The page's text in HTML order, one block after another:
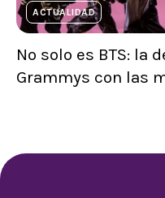
ACTUALIDAD
No solo es BTS: la
Grammys con las